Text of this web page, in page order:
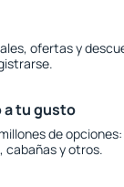
ofertas y
a tu gusto
de
cabañas y otros.